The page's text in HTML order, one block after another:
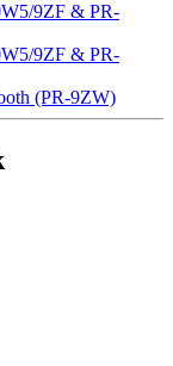
9ZF & PR-
9ZF & PR-
(PR-9ZW)